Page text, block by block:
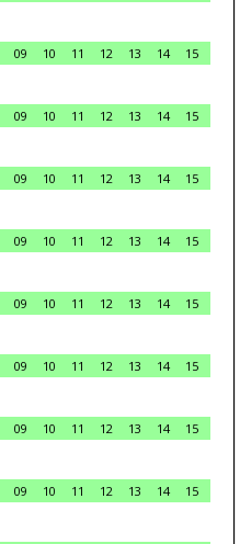
09 10 11 12 13 14
15
09 10 11 12 13 14
15
09 10 11 12 13 14
15
09 10 11 12 13 14
15
09 10 11 12 13 14
15
09 10 11 12 13 14
15
09 10 11 12 13 14
15
09 10 11 12 13 14
15